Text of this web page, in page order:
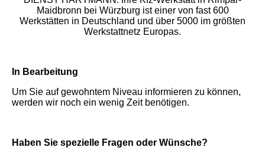
Maidbronn bei Würzburg ist einer von fast 600
Werkstätten in Deutschland und über 5000 im größten
Werkstattnetz Europas.
In Bearbeitung
Um Sie auf gewohntem Niveau informieren zu können,
werden wir noch ein wenig Zeit benötigen.
Haben Sie spezielle Fragen oder Wünsche?